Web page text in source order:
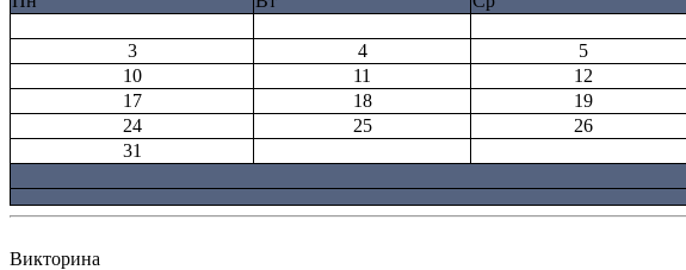
3
4 5
10
11 12
17
18 19
24
25 26
31
Викторина